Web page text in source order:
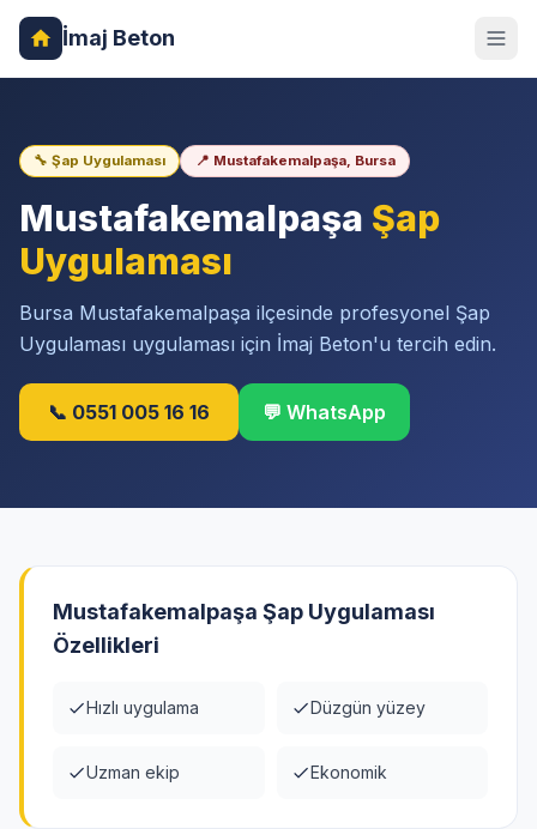
İmaj Beton
🔧 Şap Uygulaması 📍 Mustafakemalpaşa, Bursa
Mustafakemalpaşa Şap
Uygulaması
Bursa Mustafakemalpaşa ilçesinde profesyonel Şap
Uygulaması uygulaması için İmaj Beton'u tercih edin.
📞 0551 005 16 16 💬 WhatsApp
Mustafakemalpaşa Şap Uygulaması
Özellikleri
Hızlı uygulama Düzgün yüzey
Uzman ekip Ekonomik